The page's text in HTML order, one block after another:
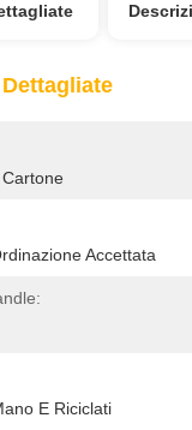
Accettata
E Riciclati